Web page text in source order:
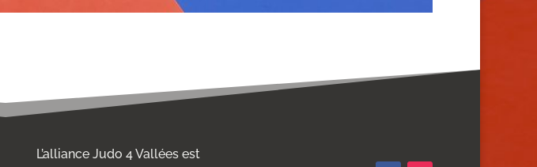
L’alliance Judo 4 Vallées est